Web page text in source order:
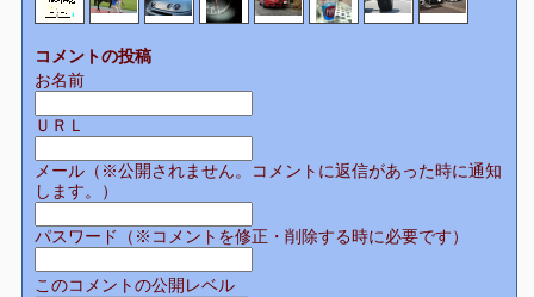
コメントの投稿
お名前
ＵＲＬ
メール（※公開されません。コメントに返信があった時に通知
します。）
パスワード（※コメントを修正・削除する時に必要です）
このコメントの公開レベル